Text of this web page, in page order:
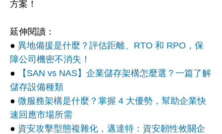
方案！
延伸閱讀：
● 異地備援是什麼？評估距離、RTO 和 RPO，保
障公司機密不消失！
●
【SAN vs NAS】企業儲存架構怎麼選？一篇了解
儲存設備種類
● 微服務架構是什麼？掌握 4 大優勢，幫助企業快
速回應市場所需
● 資安攻擊型態複雜化，邁達特：資安韌性攸關企